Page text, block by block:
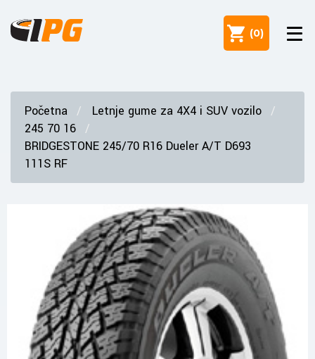
(0)
Početna
Letnje gume za 4X4 i SUV vozilo
245 70 16
BRIDGESTONE 245/70 R16 Dueler A/T D693
111S RF